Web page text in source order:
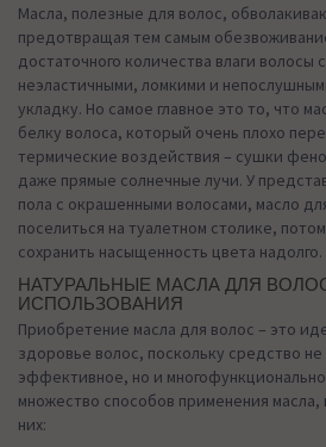
Масла, полезные для волос,
предотвращая тем самым
достаточного количества влаги волосы
неэластичными, ломкими и
укладку. Но самое главное это то, что
белку волоса, который очень плохо
термические воздействия – сушки
даже прямые солнечные лучи. У
пола с окрашенными волосами, масло
поселиться на туалетном столике,
сохранить насыщенность цвета надолго.
НАТУРАЛЬНЫЕ МАСЛА ДЛЯ
ИСПОЛЬЗОВАНИЯ
Приобретение масла для волос – это
здоровье волос, поскольку средство не
эффективное, но и
множество способов применения
них: